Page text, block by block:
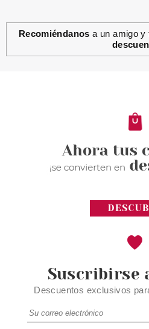
Recomiéndanos a un amigo
Suscribirse
Descuentos exclusivos